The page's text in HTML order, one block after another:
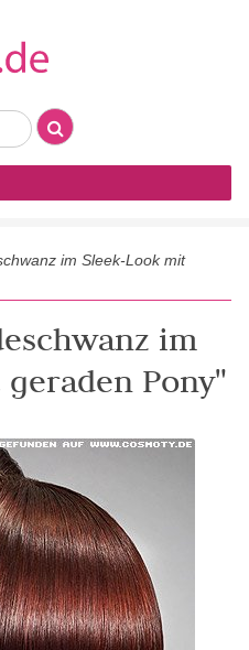
im Sleek-Look mit
im
Pony"